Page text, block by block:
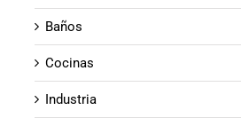
Baños
Cocinas
Industria